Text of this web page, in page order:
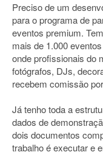
Preciso de um
para o programa de
eventos premium.
mais de 1.000
onde profissionais do
fotógrafos, DJs,
recebem comissão
Já tenho toda a
dados de
dois documentos
trabalho é executar e